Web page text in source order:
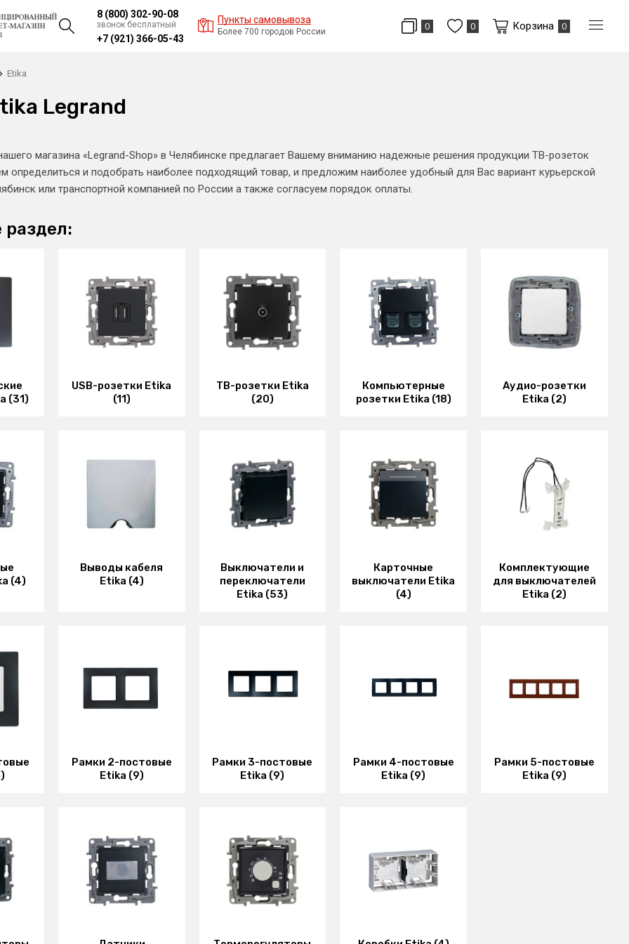
8 (800) 302-90-08
звонок бесплатный
+7 (921) 366-05-43
Пункты самовывоза
Более 700 городов России
0 0 Корзина 0
Etika
Legrand
магазина «Legrand-Shop» в Челябинске предлагает Вашему вниманию надежные решения продукции ТВ-розеток
определиться и подобрать наиболее подходящий товар, и предложим наиболее удобный для Вас вариант курьерской
или транспортной компанией по России а также согласуем порядок оплаты.
раздел:
(31)
USB-розетки Etika
(11)
ТВ-розетки Etika
(20)
Компьютерные
розетки Etika (18)
Аудио-розетки
Etika (2)
(4)
Выводы кабеля
Etika (4)
Выключатели и
переключатели
Etika (53)
Карточные
выключатели Etika
(4)
Комплектующие
для выключателей
Etika (2)
Рамки 2-постовые
Etika (9)
Рамки 3-постовые
Etika (9)
Рамки 4-постовые
Etika (9)
Рамки 5-постовые
Etika (9)